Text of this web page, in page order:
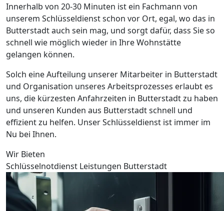
Innerhalb von 20-30 Minuten ist ein Fachmann von
unserem Schlüsseldienst schon vor Ort, egal, wo das in
Butterstadt auch sein mag, und sorgt dafür, dass Sie so
schnell wie möglich wieder in Ihre Wohnstätte
gelangen können.
Solch eine Aufteilung unserer Mitarbeiter in Butterstadt
und Organisation unseres Arbeitsprozesses erlaubt es
uns, die kürzesten Anfahrzeiten in Butterstadt zu haben
und unseren Kunden aus Butterstadt schnell und
effizient zu helfen. Unser Schlüsseldienst ist immer im
Nu bei Ihnen.
Wir Bieten
Schlüsselnotdienst Leistungen Butterstadt